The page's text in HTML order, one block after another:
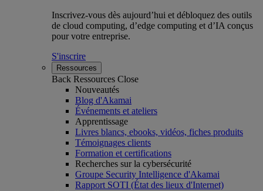
Inscrivez-vous dès aujourd’hui et débloquez des outils
de cloud computing, d’edge computing et d’IA conçus
pour votre entreprise.
S'inscrire
Ressources
Back Ressources Close
Nouveautés
Blog d'Akamai
Événements et ateliers
Apprentissage
Livres blancs, ebooks, vidéos, fiches produits
Témoignages clients
Formation et certifications
Recherches sur la cybersécurité
Groupe Security Intelligence d'Akamai
Rapport SOTI (État des lieux d'Internet)